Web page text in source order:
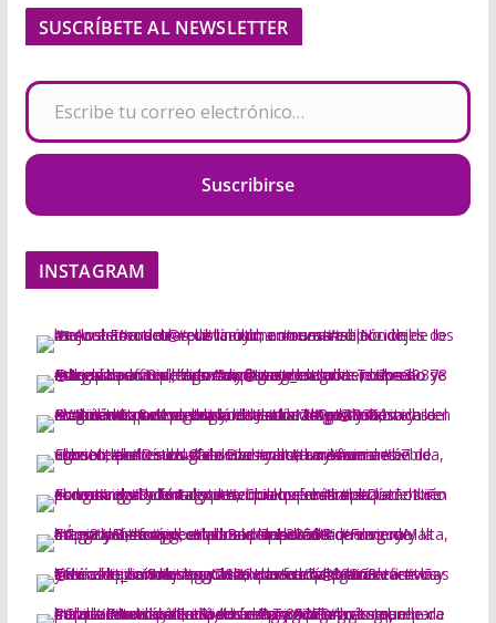
SUSCRÍBETE AL NEWSLETTER
Escribe tu correo electrónico…
Suscribirse
INSTAGRAM